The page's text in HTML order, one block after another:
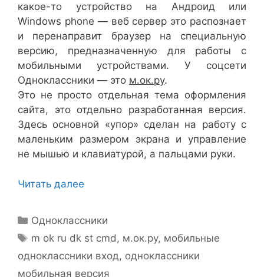
какое-то устройство на Андроид или
Windows phone — веб сервер это распознает
и перенаправит браузер на специальную
версию, предназначенную для работы с
мобильными устройствами. У соцсети
Одноклассники — это м.ок.ру.
Это не просто отдельная тема оформления
сайта, это отдельно разработанная версия.
Здесь основной «упор» сделан на работу с
маленьким размером экрана и управление
не мышью и клавиатурой, а пальцами руки.
Читать далее
Рубрики
Одноклассники
Метки
m ok ru dk st cmd , м.ок.ру, мобильные
одноклассники вход, одноклассники
мобильная версия